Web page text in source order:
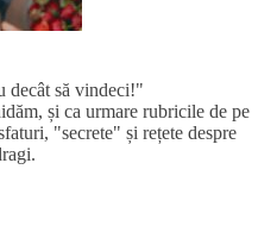
decât să vindeci!"
și ca urmare rubricile de pe
"secrete" și rețete despre